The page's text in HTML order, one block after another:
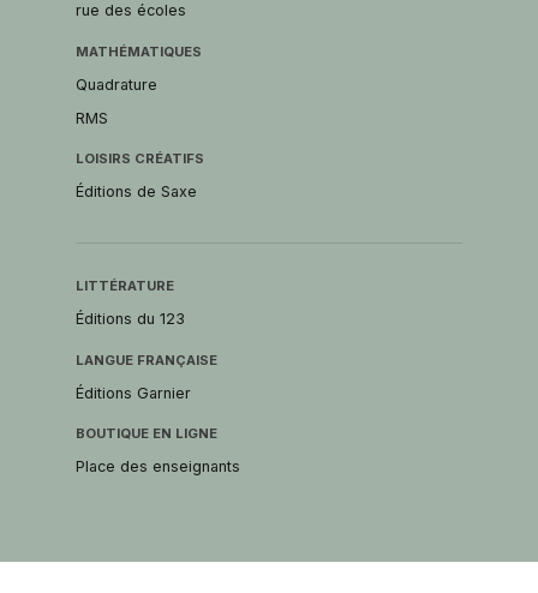
rue des écoles
MATHÉMATIQUES
Quadrature
RMS
LOISIRS CRÉATIFS
Éditions de Saxe
LITTÉRATURE
Éditions du 123
LANGUE FRANÇAISE
Éditions Garnier
BOUTIQUE EN LIGNE
Place des enseignants